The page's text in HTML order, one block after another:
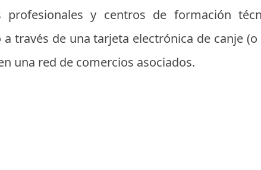
profesionales y centros de formación
través de una tarjeta electrónica de canje
una red de comercios asociados.